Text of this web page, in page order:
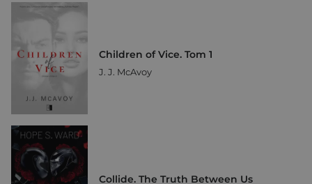
Children of Vice. Tom 1
J. J. McAvoy
Collide. The Truth Between Us